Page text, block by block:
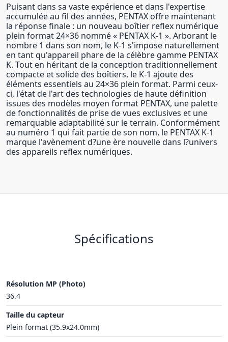
Puisant dans sa vaste expérience et dans l'expertise
accumulée au fil des années, PENTAX offre maintenant
la réponse finale : un nouveau boîtier reflex numérique
plein format 24×36 nommé « PENTAX K-1 ». Arborant le
nombre 1 dans son nom, le K-1 s'impose naturellement
en tant qu'appareil phare de la célèbre gamme PENTAX
K. Tout en héritant de la conception traditionnellement
compacte et solide des boîtiers, le K-1 ajoute des
éléments essentiels au 24×36 plein format. Parmi ceux-
ci, l'état de l'art des technologies de haute définition
issues des modèles moyen format PENTAX, une palette
de fonctionnalités de prise de vues exclusives et une
remarquable adaptabilité sur le terrain. Conformément
au numéro 1 qui fait partie de son nom, le PENTAX K-1
marque l'avènement d?une ère nouvelle dans l?univers
des appareils reflex numériques.
Spécifications
Résolution MP (Photo)
36.4
Taille du capteur
Plein format (35.9x24.0mm)